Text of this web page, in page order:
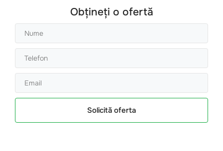
Obțineți o ofertă
Solicită oferta